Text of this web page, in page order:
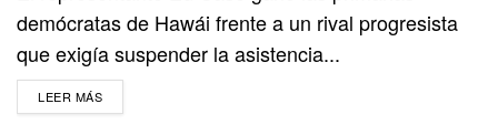
demócratas de Hawái frente a un rival progresista
que exigía suspender la asistencia...
LEER MÁSDETAILS